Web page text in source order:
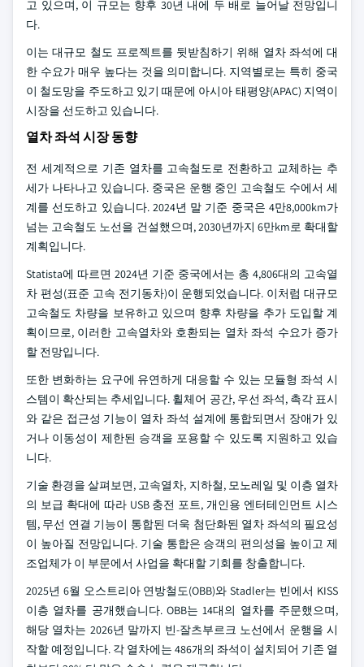
고 있으며, 이 규모는 향후 30년 내에 두 배로 늘어날 전망입니
다.
이는 대규모 철도 프로젝트를 뒷받침하기 위해 열차 좌석에 대
한 수요가 매우 높다는 것을 의미합니다. 지역별로는 특히 중국
이 철도망을 주도하고 있기 때문에 아시아 태평양(APAC) 지역이
시장을 선도하고 있습니다.
열차 좌석 시장 동향
전 세계적으로 기존 열차를 고속철도로 전환하고 교체하는 추
세가 나타나고 있습니다. 중국은 운행 중인 고속철도 수에서 세
계를 선도하고 있습니다. 2024년 말 기준 중국은 4만8,000km가
넘는 고속철도 노선을 건설했으며, 2030년까지 6만km로 확대할
계획입니다.
Statista에 따르면 2024년 기준 중국에서는 총 4,806대의 고속열
차 편성(표준 고속 전기동차)이 운행되었습니다. 이처럼 대규모
고속철도 차량을 보유하고 있으며 향후 차량을 추가 도입할 계
획이므로, 이러한 고속열차와 호환되는 열차 좌석 수요가 증가
할 전망입니다.
또한 변화하는 요구에 유연하게 대응할 수 있는 모듈형 좌석 시
스템이 확산되는 추세입니다. 휠체어 공간, 우선 좌석, 촉각 표시
와 같은 접근성 기능이 열차 좌석 설계에 통합되면서 장애가 있
거나 이동성이 제한된 승객을 포용할 수 있도록 지원하고 있습
니다.
기술 환경을 살펴보면, 고속열차, 지하철, 모노레일 및 이층 열차
의 보급 확대에 따라 USB 충전 포트, 개인용 엔터테인먼트 시스
템, 무선 연결 기능이 통합된 더욱 첨단화된 열차 좌석의 필요성
이 높아질 전망입니다. 기술 통합은 승객의 편의성을 높이고 제
조업체가 이 부문에서 사업을 확대할 기회를 창출합니다.
2025년 6월 오스트리아 연방철도(OBB)와 Stadler는 빈에서 KISS
이층 열차를 공개했습니다. OBB는 14대의 열차를 주문했으며,
해당 열차는 2026년 말까지 빈-잘츠부르크 노선에서 운행을 시
작할 예정입니다. 각 열차에는 486개의 좌석이 설치되어 기존 열